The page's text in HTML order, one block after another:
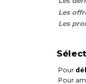
Les
Les
Pour
Pour